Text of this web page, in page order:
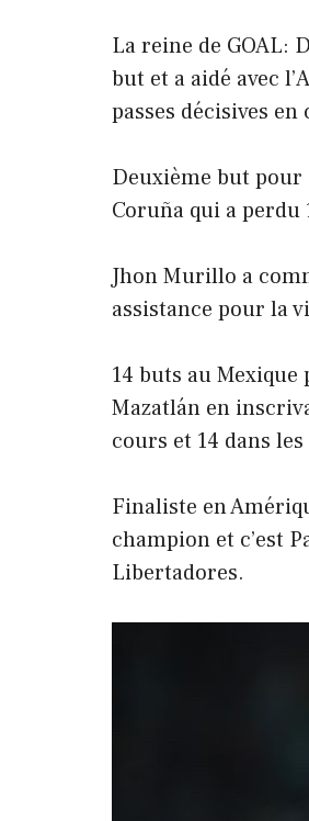
La reine de GOAL:
but et a aidé avec
passes décisives en
Deuxième but pour
Coruña qui a perdu
Jhon Murillo a
assistance pour la
14 buts au
Mazatlán en
cours et 14 dans
Finaliste en
champion et c’est
Libertadores.